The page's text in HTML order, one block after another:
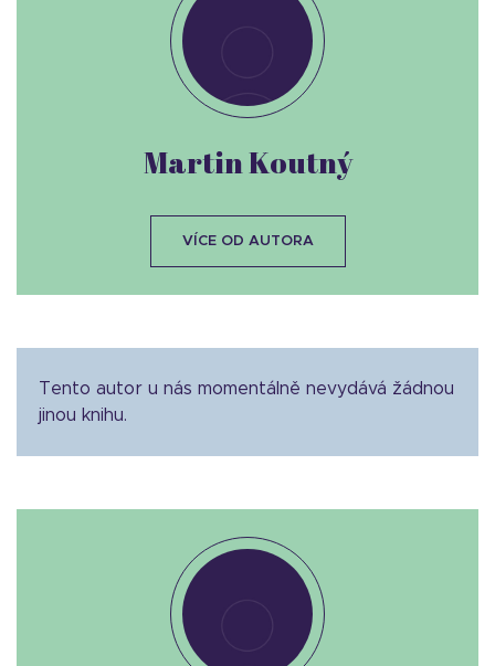
Tento autor u nás momentálně nevydává žádnou
jinou knihu.
Martin Koutný
VÍCE OD AUTORA